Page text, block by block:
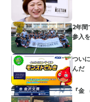
2年間
参入
つい
んだ
『金